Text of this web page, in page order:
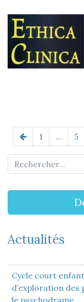
1 … 5
Actualités
Cycle court
d’exploration
le psychodrame